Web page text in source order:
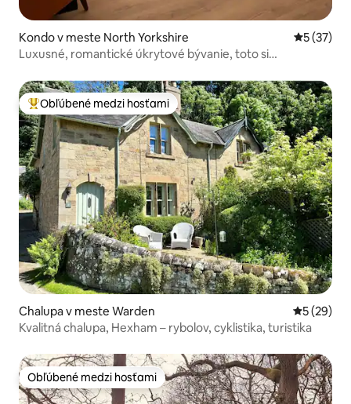
Kondo v meste North Yorkshire
5 (37)
Luxusné, romantické úkrytové bývanie, toto si
Najobľúbenejšie medzi hosťami
Obľúbené medzi hosťami
Chalupa v meste Warden
5 (29)
Kvalitná chalupa, Hexham – rybolov, cyklistika, turistika
Obľúbené medzi hosťami
Obľúbené medzi hosťami